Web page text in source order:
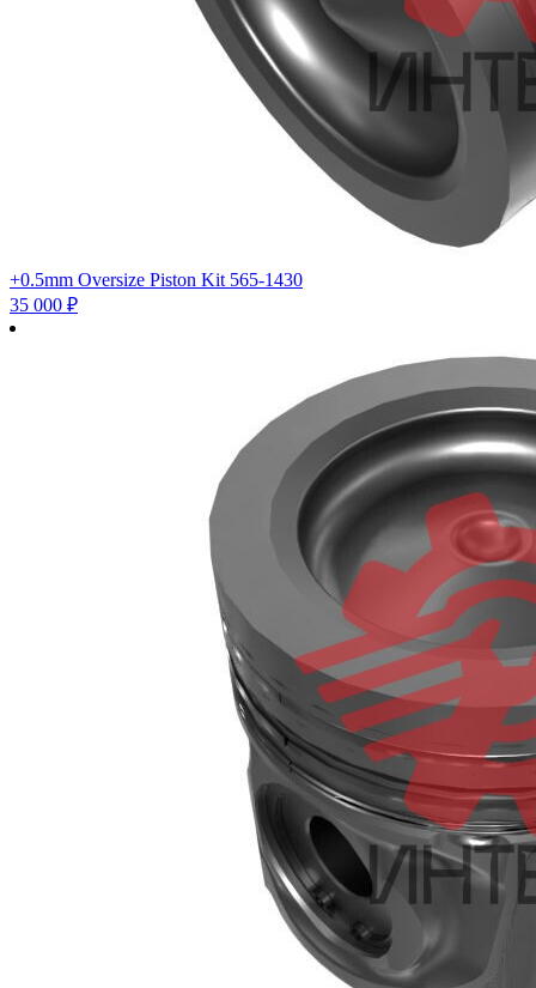
+0.5mm Oversize Piston Kit 565-1430
35 000 ₽